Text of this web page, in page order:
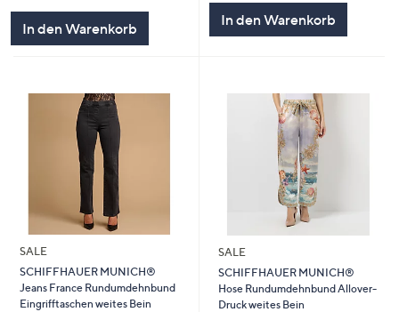
In den Warenkorb In den Warenkorb
SALE
SCHIFFHAUER MUNICH®
Jeans France Rundumdehnbund
Eingrifftaschen weites Bein
SALE
SCHIFFHAUER MUNICH®
Hose Rundumdehnbund Allover-
Druck weites Bein